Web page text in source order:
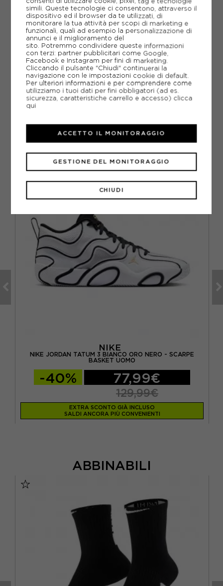
PIÙ INFORMAZIONI
SCHEDA TECNICA
GUIDA ALLE TAGLIE
DOMANDE FREQUENTI
Come ordinare la taglia giusta?
CONSIGLIATI DA NOI
NIKE
NIKE JORDAN TATUM 3 BIANCO ORO NERO - SCARPE
BASKET UOMO
-40% 77,99€
129,99€
EXTRA SCONTO GIÀ INCLUSO
SALDI ANCORA PIÙ CONVENIENTI
ABBINABILI
simili. Queste tecnologie ci consentono, attraverso il
dispositivo ed il browser da te utilizzati, di
monitorare la tua attività per scopi di marketing e
funzionali, quali ad esempio la personalizzazione di
annunci e il miglioramento del
sito. Potremmo condividere queste informazioni
con terzi: partner pubblicitari come Google,
Facebook e Instagram per fini di marketing.
Cliccando il pulsante "Chiudi" continuerai la
navigazione con le impostazioni cookie di default.
Per ulteriori informazioni e per comprendere come
utilizziamo i tuoi dati per fini obbligatori (ad es.
sicurezza, caratteristiche carrello e accesso) clicca
qui
CHIUDI
GESTIONE DEL MONITORAGGIO
ACCETTO IL MONITORAGGIO